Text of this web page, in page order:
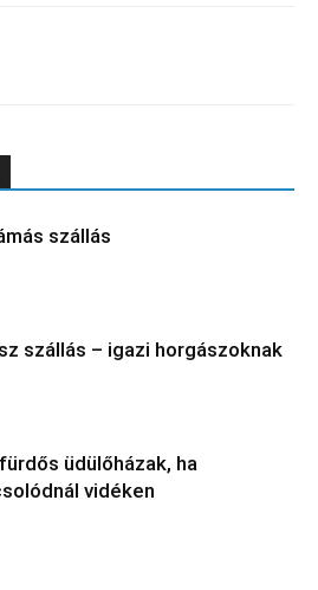
szállás
szállás – igazi horgászoknak
üdülőházak, ha
vidéken